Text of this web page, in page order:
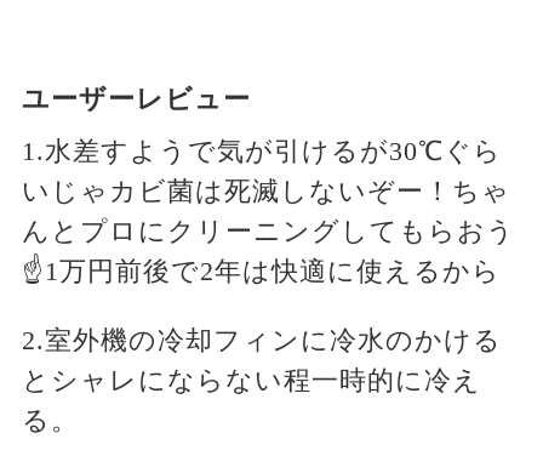
ユーザーレビュー
1.水差すようで気が引けるが30℃ぐら
いじゃカビ菌は死滅しないぞー！ちゃ
んとプロにクリーニングしてもらおう
☝️1万円前後で2年は快適に使えるから
2.室外機の冷却フィンに冷水のかける
とシャレにならない程一時的に冷え
る。